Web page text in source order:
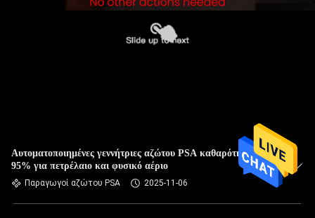
Αυτοματοποιημένες γεννήτριες αζώτου PSA καθαρότητας
95% για πετρέλαιο και φυσικό αέριο
Παραγωγοί αζώτου PSA 2025-11-06